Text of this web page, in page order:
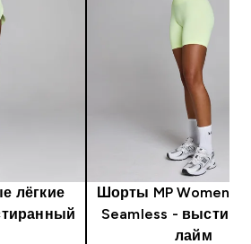
лёгкие
Шорты MP Women's
Seamless -
лайм